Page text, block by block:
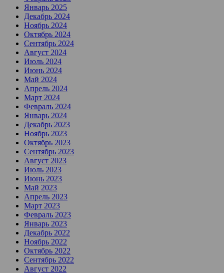
Январь 2025
Декабрь 2024
Ноябрь 2024
Октябрь 2024
Сентябрь 2024
Август 2024
Июль 2024
Июнь 2024
Май 2024
Апрель 2024
Март 2024
Февраль 2024
Январь 2024
Декабрь 2023
Ноябрь 2023
Октябрь 2023
Сентябрь 2023
Август 2023
Июль 2023
Июнь 2023
Май 2023
Апрель 2023
Март 2023
Февраль 2023
Январь 2023
Декабрь 2022
Ноябрь 2022
Октябрь 2022
Сентябрь 2022
Август 2022